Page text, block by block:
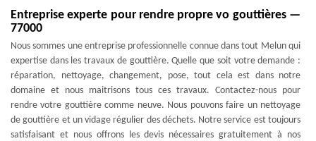
Entreprise experte pour rendre propre vo gouttières —
77000
Nous sommes une entreprise professionnelle connue dans tout Melun qui
expertise dans les travaux de gouttière. Quelle que soit votre demande :
réparation, nettoyage, changement, pose, tout cela est dans notre
domaine et nous maitrisons tous ces travaux. Contactez-nous pour
rendre votre gouttière comme neuve. Nous pouvons faire un nettoyage
de gouttière et un vidage régulier des déchets. Notre service est toujours
satisfaisant et nous offrons les devis nécessaires gratuitement à nos